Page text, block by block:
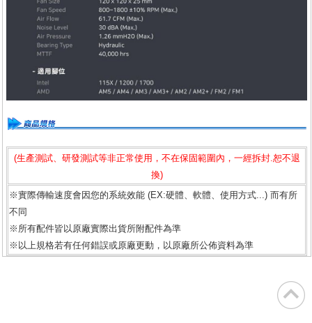
(生產測試、研發測試等非正常使用，不在保固範圍內，一經拆封.恕不退
換)
※實際傳輸速度會因您的系統效能 (EX:硬體、軟體、使用方式...) 而有所
不同
※所有配件皆以原廠實際出貨所附配件為準
※以上規格若有任何錯誤或原廠更動，以原廠所公佈資料為準